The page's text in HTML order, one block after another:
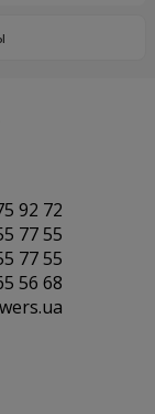
92 72
77 55
77 55
56 68